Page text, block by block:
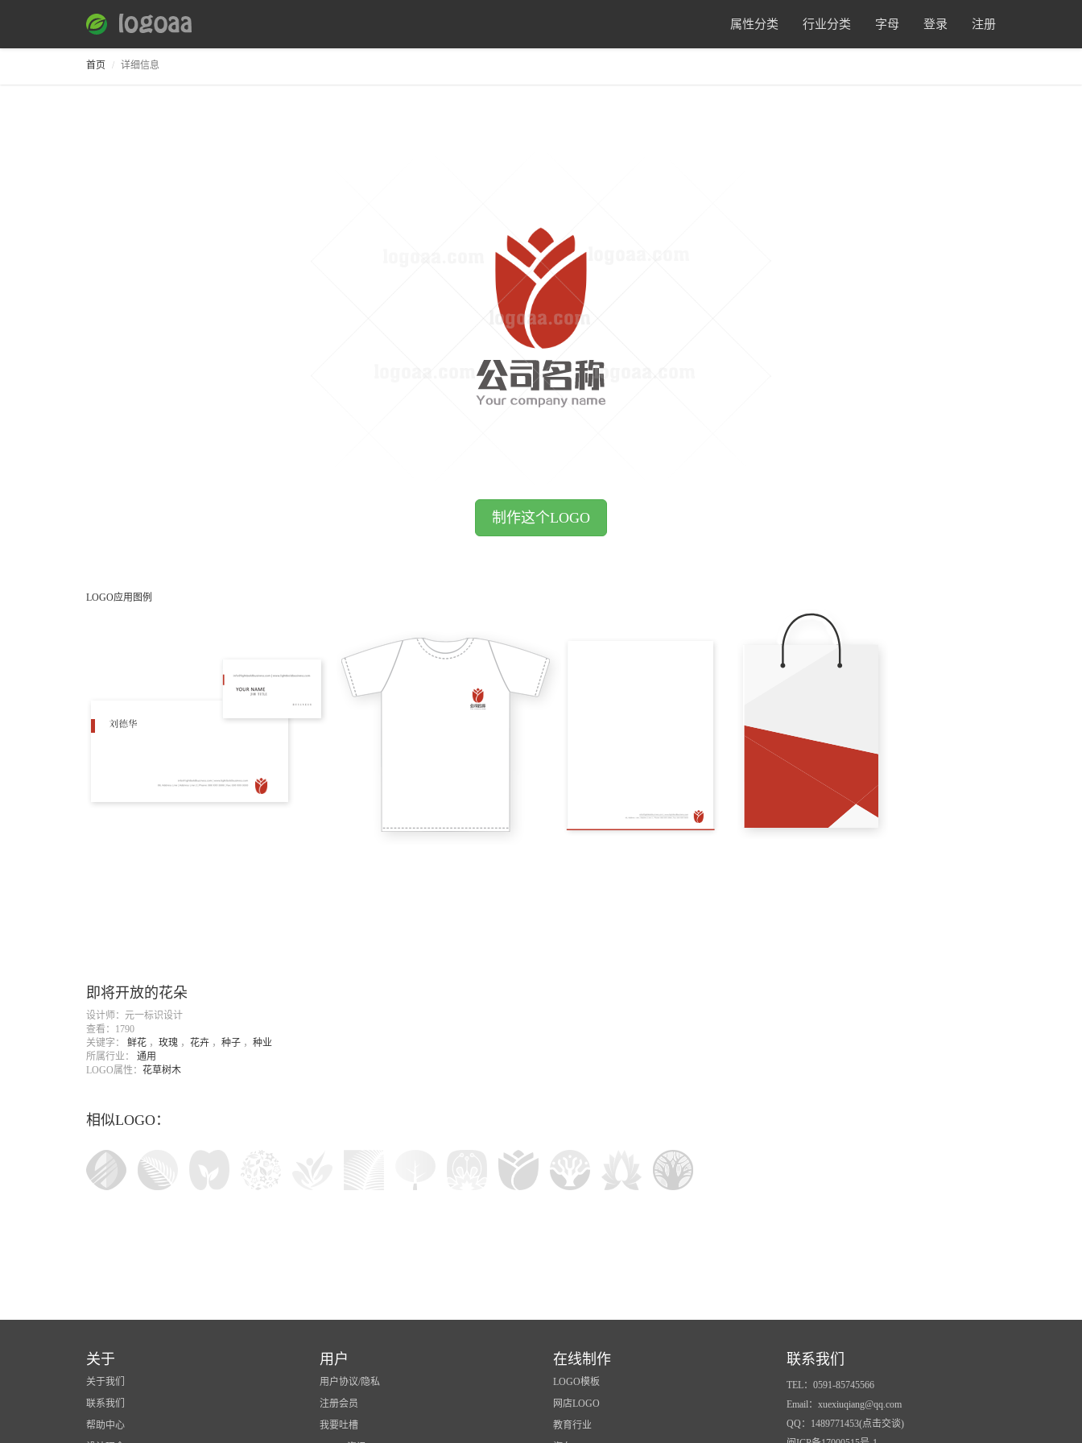
属性分类 行业分类 字母 登录 注册
首页 详细信息
制作这个LOGO
LOGO应用图例
即将开放的花朵
设计师：元一标识设计
查看：1790
关键字： 鲜花 ， 玫瑰 ， 花卉 ， 种子 ， 种业
所属行业： 通用
LOGO属性： 花草树木
相似LOGO：
关于
关于我们
联系我们
帮助中心
用户
用户协议/隐私
注册会员
我要吐槽
在线制作
LOGO模板
网店LOGO
教育行业
联系我们
TEL：0591-85745566
Email：xuexiuqiang@qq.com
QQ：1489771453(点击交谈)